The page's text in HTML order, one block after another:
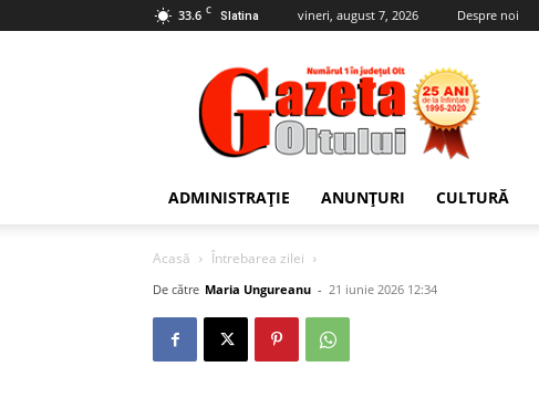
33.6 C Slatina vineri, august 7, 2026 Despre noi
Gazeta
Oltului
ADMINISTRAȚIE ANUNȚURI CULTURĂ
Acasă Întrebarea zilei
De către Maria Ungureanu - 21 iunie 2026 12:34